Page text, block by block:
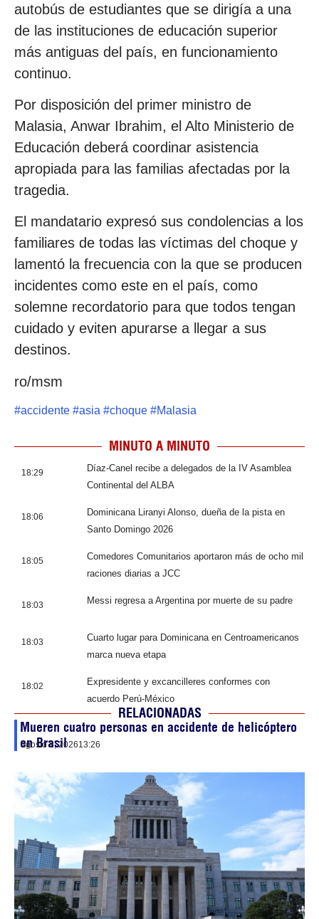
autobús de estudiantes que se dirigía a una
de las instituciones de educación superior
más antiguas del país, en funcionamiento
continuo.
Por disposición del primer ministro de
Malasia, Anwar Ibrahim, el Alto Ministerio de
Educación deberá coordinar asistencia
apropiada para las familias afectadas por la
tragedia.
El mandatario expresó sus condolencias a los
familiares de todas las víctimas del choque y
lamentó la frecuencia con la que se producen
incidentes como este en el país, como
solemne recordatorio para que todos tengan
cuidado y eviten apurarse a llegar a sus
destinos.
ro/msm
#accidente #asia #choque #Malasia
MINUTO A MINUTO
18:29
Díaz-Canel recibe a delegados de la IV Asamblea
Continental del ALBA
18:06
Dominicana Liranyi Alonso, dueña de la pista en
Santo Domingo 2026
18:05
Comedores Comunitarios aportaron más de ocho mil
raciones diarias a JCC
18:03 Messi regresa a Argentina por muerte de su padre
18:03
Cuarto lugar para Dominicana en Centroamericanos
marca nueva etapa
18:02
Expresidente y excancilleres conformes con
acuerdo Perú-México
RELACIONADAS
Mueren cuatro personas en accidente de helicóptero
en Brasil
agosto 8, 202613:26